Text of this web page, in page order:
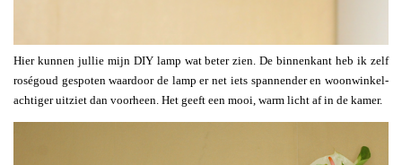
Hier kunnen jullie mijn DIY lamp wat beter zien. De binnenkant heb ik zelf
roségoud gespoten waardoor de lamp er net iets spannender en woonwinkel-
achtiger uitziet dan voorheen. Het geeft een mooi, warm licht af in de kamer.